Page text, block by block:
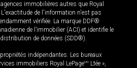
immobilières autres que Royal
de l'information n'est pas
vérifiée. La marque DDF®
de l’immobilier (ACI) et identifie le
de données (SDD®).
indépendantes. Les bureaux
immobiliers Royal LePageMD Ltée »,